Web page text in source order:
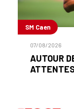
SM Caen
07/08/2026
AUTOUR